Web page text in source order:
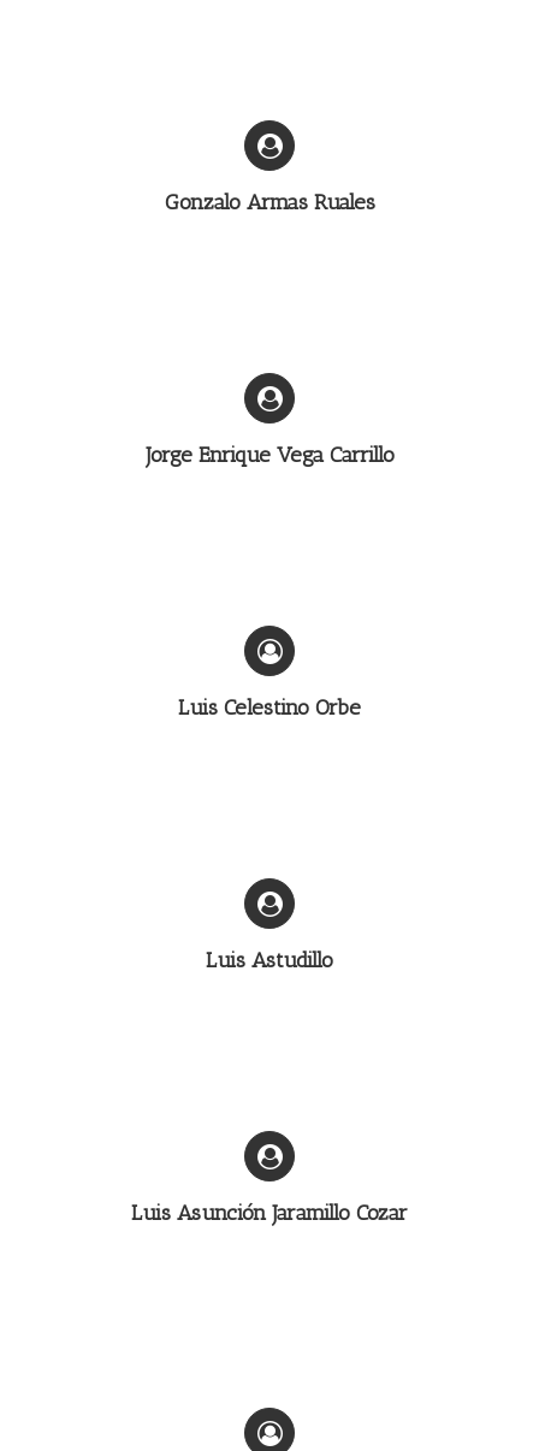
Gonzalo Armas Ruales
Jorge Enrique Vega Carrillo
Luis Celestino Orbe
Luis Astudillo
Luis Asunción Jaramillo Cozar